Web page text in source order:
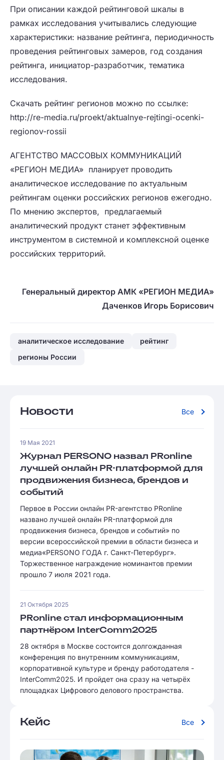
При описании каждой рейтинговой шкалы в
рамках исследования учитывались следующие
характеристики: название рейтинга, периодичность
проведения рейтинговых замеров, год создания
рейтинга, инициатор-разработчик, тематика
исследования.
Скачать рейтинг регионов можно по ссылке:
http://re-media.ru/proekt/aktualnye-rejtingi-ocenki-
regionov-rossii
АГЕНТСТВО МАССОВЫХ КОММУНИКАЦИЙ
«РЕГИОН МЕДИА» планирует проводить
аналитическое исследование по актуальным
рейтингам оценки российских регионов ежегодно.
По мнению экспертов, предлагаемый
аналитический продукт станет эффективным
инструментом в системной и комплексной оценке
российских территорий.
Генеральный директор АМК «РЕГИОН МЕДИА»
Даченков Игорь Борисович
аналитическое исследование
рейтинг
регионы России
Новости Все
19 Мая 2021
Журнал PERSONO назвал PRonline
лучшей онлайн PR-платформой для
продвижения бизнеса, брендов и
событий
Первое в России онлайн PR-агентство PRonline
названо лучшей онлайн PR-платформой для
продвижения бизнеса, брендов и событий» по
версии всероссийской премии в области бизнеса и
медиа«PERSONO ГОДА г. Санкт-Петербург».
Торжественное награждение номинантов премии
прошло 7 июля 2021 года.
21 Октября 2025
PRonline стал информационным
партнёром InterComm2025
28 октября в Москве состоится долгожданная
конференция по внутренним коммуникациям,
корпоративной культуре и бренду работодателя -
InterComm2025. И пройдет она сразу на четырёх
площадках Цифрового делового пространства.
Кейс Все